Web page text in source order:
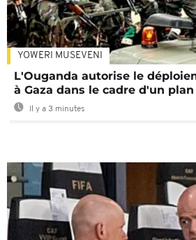
YOWERI MUSEVENI
L'Ouganda autorise le
à Gaza dans le cadre d'un
Il y a 3 minutes